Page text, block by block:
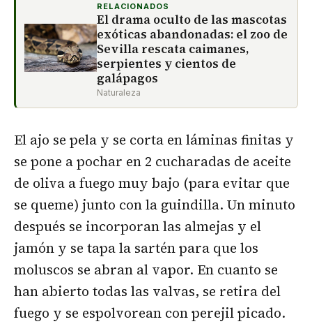
RELACIONADOS
El drama oculto de las mascotas
exóticas abandonadas: el zoo de
Sevilla rescata caimanes,
serpientes y cientos de
galápagos
Naturaleza
El ajo se pela y se corta en láminas finitas y
se pone a pochar en 2 cucharadas de aceite
de oliva a fuego muy bajo (para evitar que
se queme) junto con la guindilla. Un minuto
después se incorporan las almejas y el
jamón y se tapa la sartén para que los
moluscos se abran al vapor. En cuanto se
han abierto todas las valvas, se retira del
fuego y se espolvorean con perejil picado.